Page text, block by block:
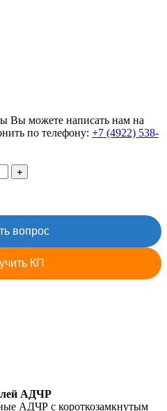
Вы можете написать нам на
по телефону: +7 (4922) 538-
вопрос
КП
АДЧР
АДЧР с короткозамкнутым